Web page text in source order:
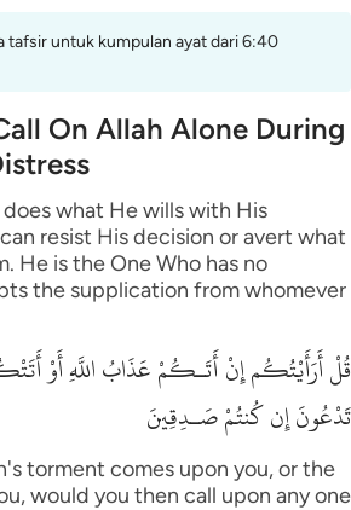
tafsir untuk kumpulan ayat dari 6:40
On Allah Alone During
what He wills with His
resist His decision or avert what
He is the One Who has no
the supplication from whomever
قُلْ أَرَأَيْتُكُم إِنْ أَتَـكُمْ عَذَابُ اللَّهِ أَوْ
تَدْعُونَ إِن كُنتُمْ صَـدِقِينَ
torment comes upon you, or the
would you then call upon any one